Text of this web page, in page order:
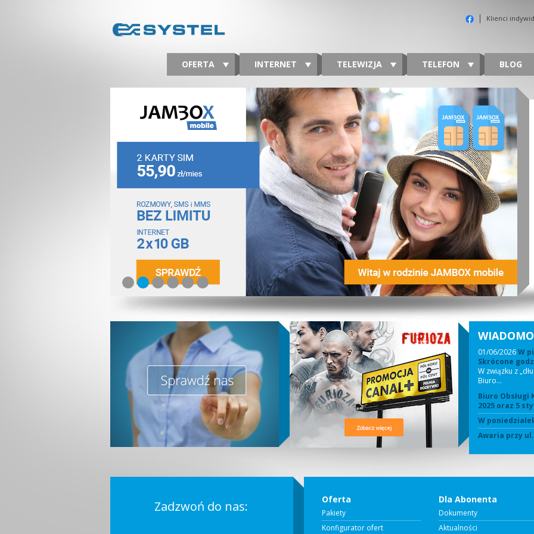
Klienci
OFERTA INTERNET TELEWIZJA TELEFON BLOG
01/06/2026W
Skrócone
W związku z
Biuro…
Biuro Obsługi
2025 oraz 5
W
Awaria przy
Zadzwoń do nas: Oferta
Pakiety
Konfigurator ofert
Dla Abonenta
Dokumenty
Aktualności